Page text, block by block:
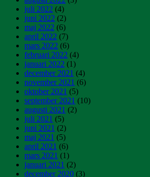
juli 2022 (4)
juni 2022 (2)
maj 2022 (6)
april 2022 (7)
mars 2022 (6)
februari 2022 (4)
januari 2022 (1)
december 2021 (4)
november 2021 (6)
oktober 2021 (5)
september 2021 (10)
augusti 2021 (2)
juli 2021 (5)
juni 2021 (2)
maj 2021 (5)
april 2021 (6)
mars 2021 (1)
januari 2021 (2)
december 2020 (3)